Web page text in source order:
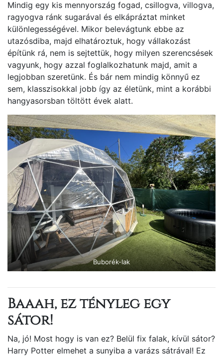
Mindig egy kis mennyország fogad, csillogva, villogva,
ragyogva ránk sugarával és elkápráztat minket
különlegességével. Mikor belevágtunk ebbe az
utazósdiba, majd elhatároztuk, hogy vállakozást
építünk rá, nem is sejtettük, hogy milyen szerencsések
vagyunk, hogy azzal foglalkozhatunk majd, amit a
legjobban szeretünk. És bár nem mindig könnyű ez
sem, klasszisokkal jobb így az életünk, mint a korábbi
hangyasorsban töltött évek alatt.
Buborék-lak
Baaah, ez tényleg egy
sátor!
Na, jó! Most hogy is van ez? Belül fix falak, kívül sátor?
Harry Potter elmehet a sunyiba a varázs sátrával! Ez